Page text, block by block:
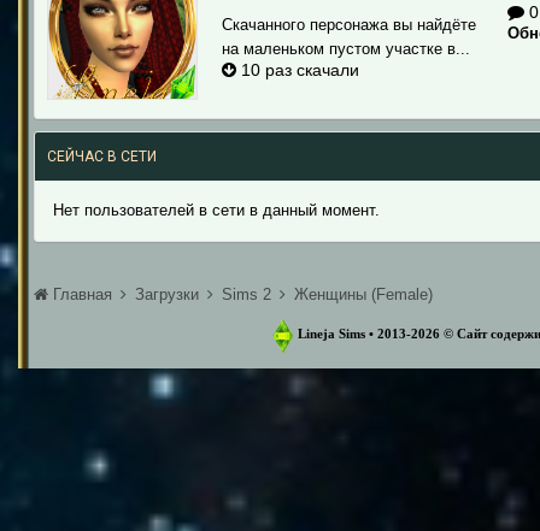
Скачанного персонажа вы найдёте
на маленьком пустом участке в...
10 раз скачали
СЕЙЧАС В СЕТИ
Нет пользователей в сети в данный момент.
Главная Загрузки Sims 2 Женщины (Female)
Lineja Sims • 2013-2026 ©️ Сайт